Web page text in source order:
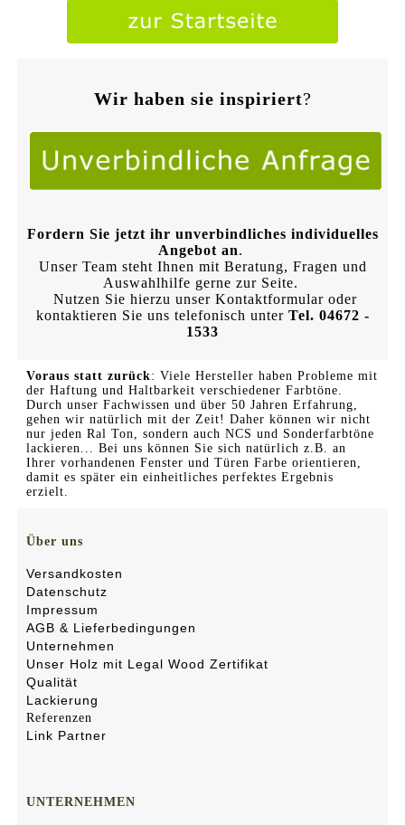
Wir haben sie inspiriert?
Fordern Sie jetzt ihr unverbindliches individuelles
Angebot an.
Unser Team steht Ihnen mit Beratung, Fragen und
Auswahlhilfe gerne zur Seite.
Nutzen Sie hierzu unser Kontaktformular oder
kontaktieren Sie uns telefonisch unter Tel. 04672 -
1533
Voraus statt zurück: Viele Hersteller haben Probleme mit
der Haftung und Haltbarkeit verschiedener Farbtöne.
Durch unser Fachwissen und über 50 Jahren Erfahrung,
gehen wir natürlich mit der Zeit! Daher können wir nicht
nur jeden Ral Ton, sondern auch NCS und Sonderfarbtöne
lackieren... Bei uns können Sie sich natürlich z.B. an
Ihrer vorhandenen Fenster und Türen Farbe orientieren,
damit es später ein einheitliches perfektes Ergebnis
erzielt.
Über uns
Versandkosten
Datenschutz
Impressum
AGB & Lieferbedingungen
Unternehmen
Unser Holz mit Legal Wood Zertifikat
Qualität
Lackierung
Referenzen
Link Partner
UNTERNEHMEN